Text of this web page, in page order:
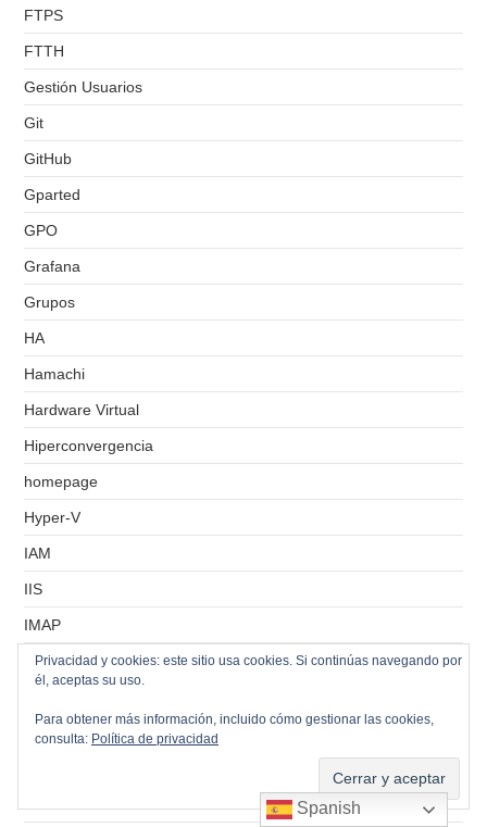
FTPS
FTTH
Gestión Usuarios
Git
GitHub
Gparted
GPO
Grafana
Grupos
HA
Hamachi
Hardware Virtual
Hiperconvergencia
homepage
Hyper-V
IAM
IIS
IMAP
IMAPS
Instalaciones
Internet Spanish
Privacidad y cookies: este sitio usa cookies. Si continúas navegando por
él, aceptas su uso.
Para obtener más información, incluido cómo gestionar las cookies,
consulta: Política de privacidad